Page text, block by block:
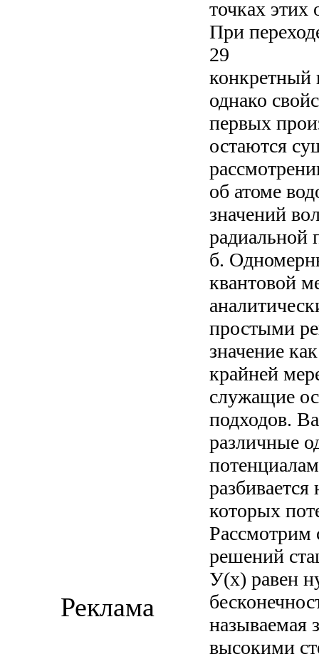
точках этих
При
29
конкретный
однако
первых
остаются
об атоме
значений
радиальной
б.
квантовой
простыми
значение
крайней
служащие
подходов.
различные
которых
Рассмотрим
решений
У(х) равен
называемая
высокими
Реклама